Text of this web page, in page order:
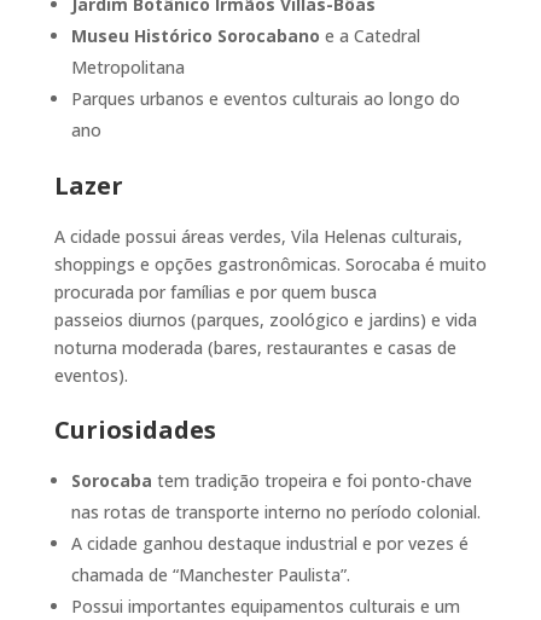
Museu Histórico Sorocabano e a Catedral
Metropolitana
Parques urbanos e eventos culturais ao longo do
ano
Lazer
A cidade possui áreas verdes, Vila Helenas culturais,
shoppings e opções gastronômicas. Sorocaba é muito
procurada por famílias e por quem busca
passeios diurnos (parques, zoológico e jardins) e vida
noturna moderada (bares, restaurantes e casas de
eventos).
Curiosidades
Sorocaba tem tradição tropeira e foi ponto-chave
nas rotas de transporte interno no período colonial.
A cidade ganhou destaque industrial e por vezes é
chamada de “Manchester Paulista”.
Possui importantes equipamentos culturais e um